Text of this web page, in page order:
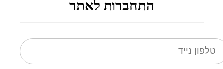
התחברות לאתר